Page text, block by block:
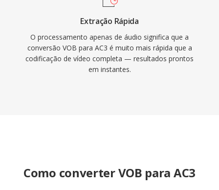
Extração Rápida
O processamento apenas de áudio significa que a
conversão VOB para AC3 é muito mais rápida que a
codificação de vídeo completa — resultados prontos
em instantes.
Como converter VOB para AC3